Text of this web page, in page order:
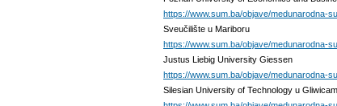
https://www.sum.ba/objave/medunarodna-
Sveučilište u Mariboru
https://www.sum.ba/objave/medunarodna-
Justus Liebig University Giessen
https://www.sum.ba/objave/medunarodna-
Silesian University of Technology u